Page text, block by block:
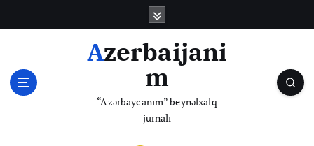
Azerbaijani
m
“Azərbaycanım” beynəlxalq
jurnalı